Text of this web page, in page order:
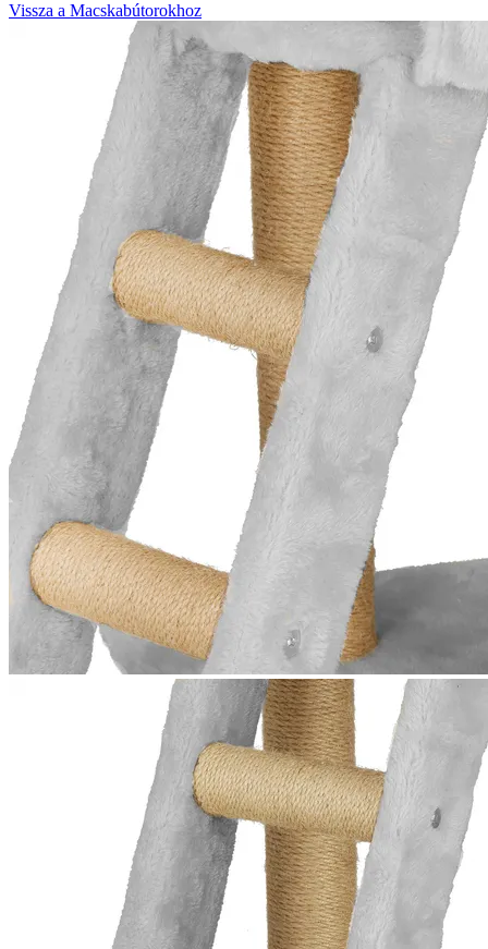
Vissza a Macskabútorokhoz